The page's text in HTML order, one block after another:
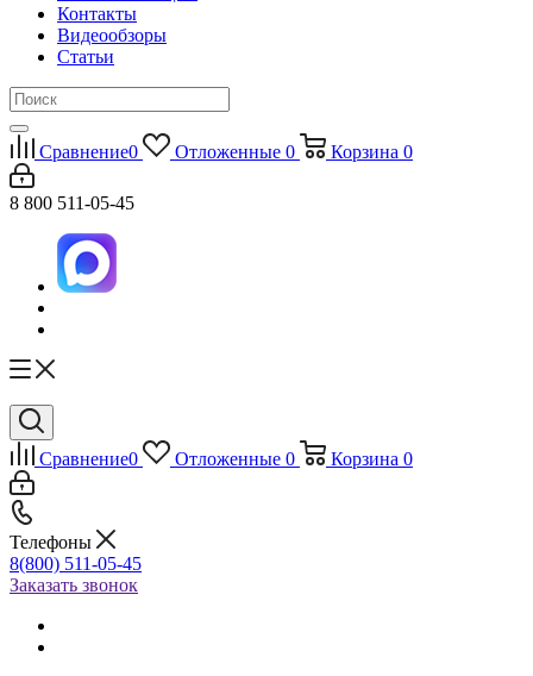
Контакты
Видеообзоры
Статьи
Сравнение0 Отложенные 0 Корзина 0
8 800 511-05-45
Сравнение0 Отложенные 0 Корзина 0
Телефоны
8(800) 511-05-45
Заказать звонок